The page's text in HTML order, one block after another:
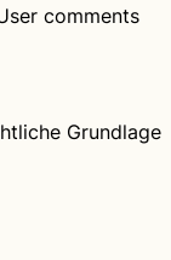
comments
Grundlage